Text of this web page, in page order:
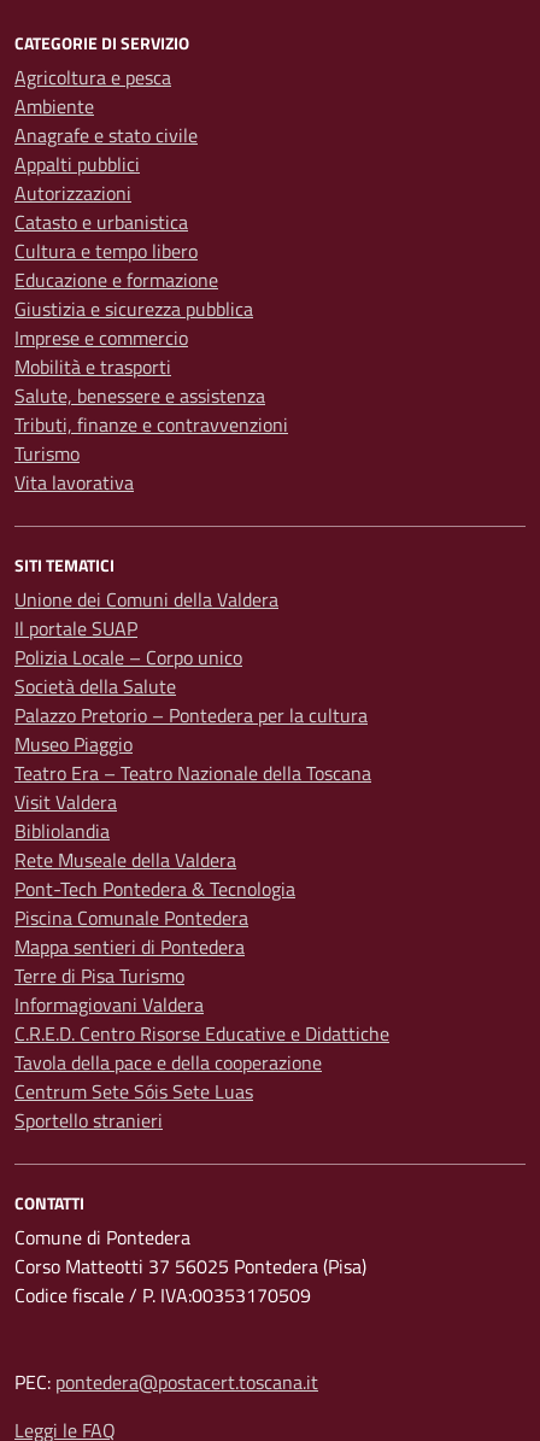
CATEGORIE DI SERVIZIO
Agricoltura e pesca
Ambiente
Anagrafe e stato civile
Appalti pubblici
Autorizzazioni
Catasto e urbanistica
Cultura e tempo libero
Educazione e formazione
Giustizia e sicurezza pubblica
Imprese e commercio
Mobilità e trasporti
Salute, benessere e assistenza
Tributi, finanze e contravvenzioni
Turismo
Vita lavorativa
SITI TEMATICI
Unione dei Comuni della Valdera
Il portale SUAP
Polizia Locale – Corpo unico
Società della Salute
Palazzo Pretorio – Pontedera per la cultura
Museo Piaggio
Teatro Era – Teatro Nazionale della Toscana
Visit Valdera
Bibliolandia
Rete Museale della Valdera
Pont-Tech Pontedera & Tecnologia
Piscina Comunale Pontedera
Mappa sentieri di Pontedera
Terre di Pisa Turismo
Informagiovani Valdera
C.R.E.D. Centro Risorse Educative e Didattiche
Tavola della pace e della cooperazione
Centrum Sete Sóis Sete Luas
Sportello stranieri
CONTATTI
Comune di Pontedera
Corso Matteotti 37 56025 Pontedera (Pisa)
Codice fiscale / P. IVA:00353170509
PEC: pontedera@postacert.toscana.it
Leggi le FAQ